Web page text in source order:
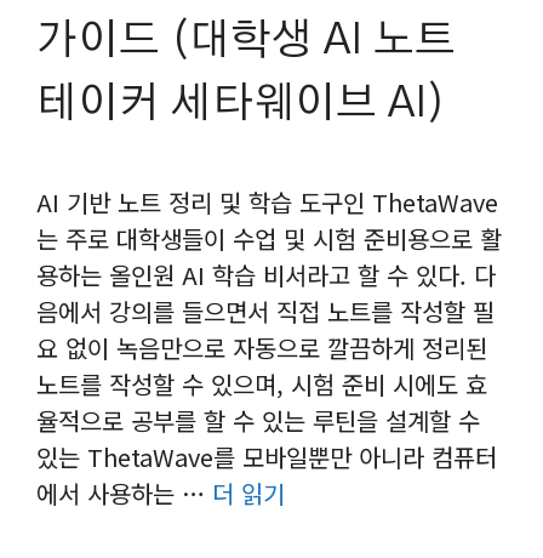
가이드 (대학생 AI 노트
테이커 세타웨이브 AI)
AI 기반 노트 정리 및 학습 도구인 ThetaWave
는 주로 대학생들이 수업 및 시험 준비용으로 활
용하는 올인원 AI 학습 비서라고 할 수 있다. 다
음에서 강의를 들으면서 직접 노트를 작성할 필
요 없이 녹음만으로 자동으로 깔끔하게 정리된
노트를 작성할 수 있으며, 시험 준비 시에도 효
율적으로 공부를 할 수 있는 루틴을 설계할 수
있는 ThetaWave를 모바일뿐만 아니라 컴퓨터
에서 사용하는 … 더 읽기